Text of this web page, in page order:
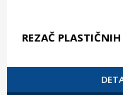
REZAČ